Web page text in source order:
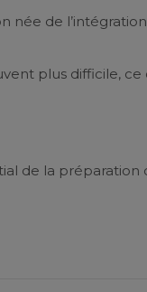
de
plus difficile,
de la